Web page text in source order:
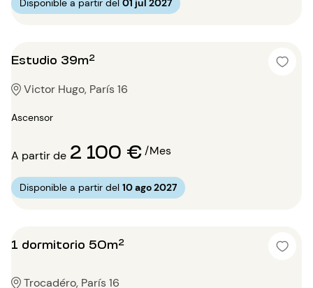
Disponible a partir del 01 jul 2027
Estudio 39m²
Victor Hugo, París 16
Ascensor
A partir de 2 100 €/Mes
Disponible a partir del 10 ago 2027
1 dormitorio 50m²
Trocadéro, París 16